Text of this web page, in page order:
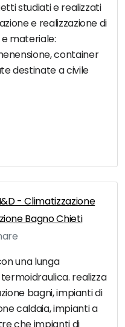
studiati e realizzati
e realizzazione di
materiale:
container
destinate a civile
- Climatizzazione
Bagno Chieti
una lunga
realizza
bagni, impianti di
caldaia, impianti a